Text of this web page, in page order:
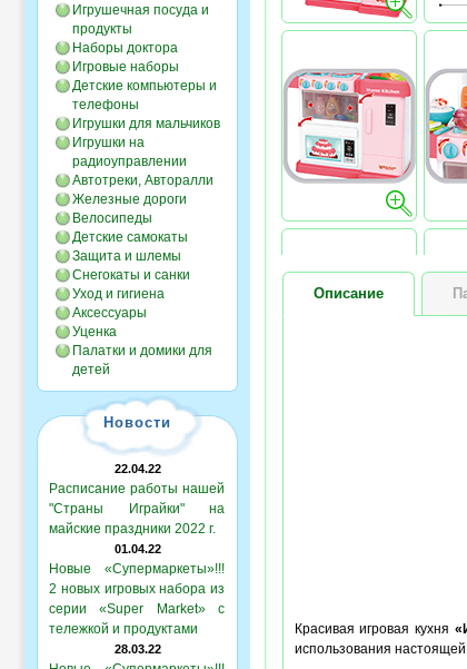
Игрушечная посуда и
продукты
Наборы доктора
Игровые наборы
Детские компьютеры и
телефоны
Игрушки для мальчиков
Игрушки на
радиоуправлении
Автотреки, Авторалли
Железные дороги
Велосипеды
Детские самокаты
Защита и шлемы
Снегокаты и санки
Уход и гигиена
Аксессуары
Уценка
Палатки и домики для
детей
Новости
22.04.22
Расписание работы нашей
"Страны Играйки" на
майские праздники 2022 г.
01.04.22
Новые «Супермаркеты»!!!
2 новых игровых набора из
серии «Super Market» с
тележкой и продуктами
28.03.22
Описание
Красивая игровая кухня
использования настоящей